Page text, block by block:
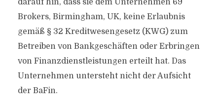
darauf hin, dass sie dem Unternehmen 69
Brokers, Birmingham, UK, keine Erlaubnis
gemäß § 32 Kreditwesengesetz (KWG) zum
Betreiben von Bankgeschäften oder Erbringen
von Finanzdienstleistungen erteilt hat. Das
Unternehmen untersteht nicht der Aufsicht
der BaFin.